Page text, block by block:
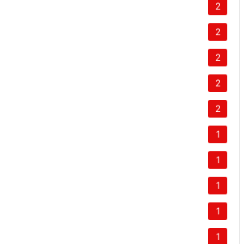
2
2
2
2
2
1
1
1
1
1